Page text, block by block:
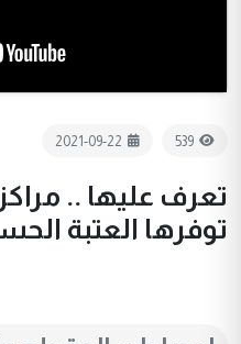
539
2021-09-22
تعرف عليها ..
توفرها العتبة